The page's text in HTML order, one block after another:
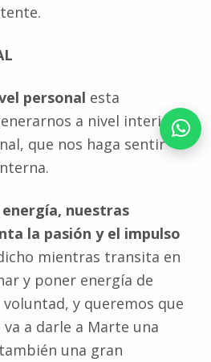
personal esta
a nivel interior
que nos haga sentir
nuestras
la pasión y el impulso
mientras transita en
y poner energía de
y queremos que
a darle a Marte una
una gran